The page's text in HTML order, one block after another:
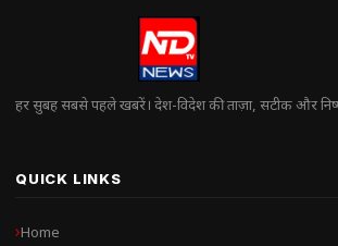
हर सुबह सबसे पहले खबरें। देश-विदेश की ताज़ा, सटीक और
QUICK LINKS
Home